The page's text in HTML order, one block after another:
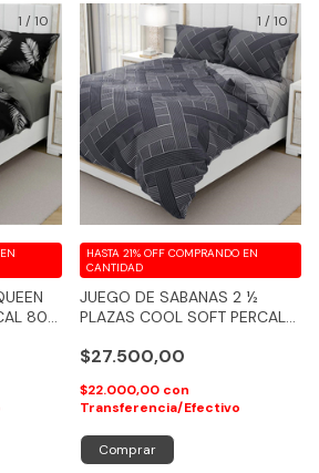
1 /10
800
1 /10
JUEGO DE SABANAS 2 ½
PLAZAS COOL SOFT PERCAL
108
$27.500,00
HASTA 21% OFF COMPRANDO EN
CANTIDAD
$22.000,00 con
Transferencia/Efectivo
Comprar